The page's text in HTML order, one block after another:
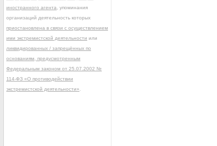
иностранного агента , упоминания
организаций деятельность которых
приостановлена в связи с осуществлением
ими экстремистской деятельности или
ликвидированных / запрещённых по
основаниям, предусмотренным
Федеральным законом от 25.07.2002 №
114-ФЗ «О противодействии
экстремистской деятельности»